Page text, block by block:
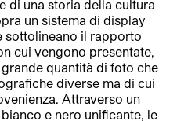
di una storia della cultura
un sistema di display
sottolineano il rapporto
cui vengono presentate,
quantità di foto che
diverse ma di cui
Attraverso un
e nero unificante, le